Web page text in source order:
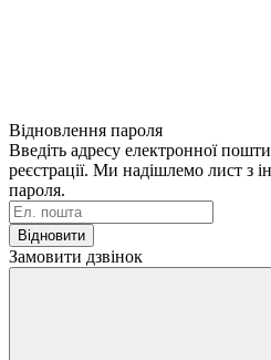
Відновлення пароля
Введіть адресу електронної
реєстрації. Ми надішлемо лист з
пароля.
Відновити
Замовити дзвінок